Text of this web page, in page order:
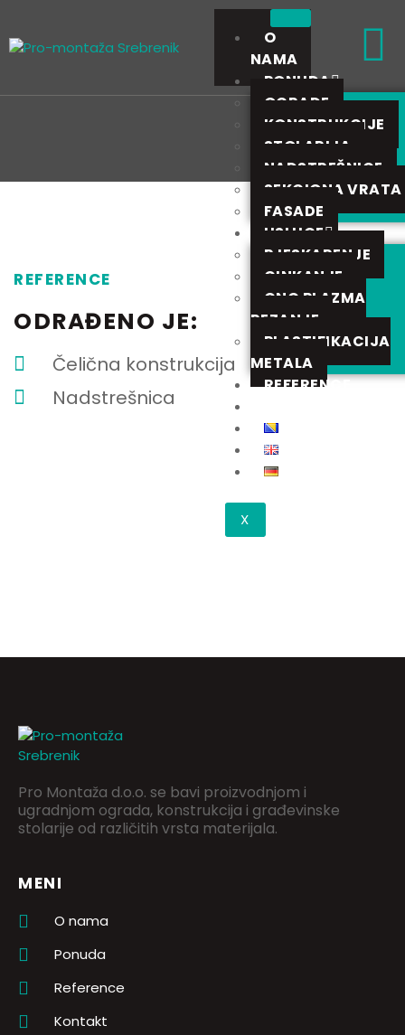
O
NAMA
PONUDA
OGRADE
KONSTRUKCIJE
STOLARIJA
NADSTREŠNICE
SEKCIONA VRATA
FASADE
USLUGE
PJESKARENJE
CINKANJE
CNC PLAZMA
REZANJE
PLASTIFIKACIJA
METALA
REFERENCE
X
REFERENCE
ODRAĐENO JE:
Čelična konstrukcija
Nadstrešnica
Pro Montaža d.o.o. se bavi proizvodnjom i
ugradnjom ograda, konstrukcija i građevinske
stolarije od različitih vrsta materijala.
MENI
O nama
Ponuda
Reference
Kontakt